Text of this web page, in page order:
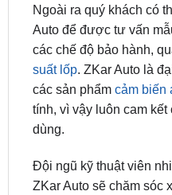
các chế độ bảo hành,
suất lốp . ZKar Auto là
các sản phẩmcảm biến
tính, vì vậy luôn cam
dùng.
Đội ngũ kỹ thuật viên
đáo và tận tâm nhất.